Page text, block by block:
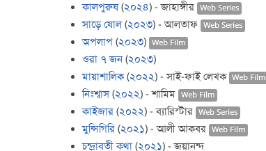
কালপুরুষ(২০২৪) - জাহাঙ্গীর Web Series
সাড়ে ষোল(২০২৩) - আলতাফ Web Series
অপলাপ (২০২৩) Web Film
ওরা ৭ জন (২০২৩)
মায়াশালিক(২০২২) - সাই-ফাই লেখক Web Film
নিঃশ্বাস(২০২২) - শামিম Web Film
কাইজার (২০২২) - ব্যারিস্টার Web Series
মুন্সিগিরি (২০২১) - আলী আকবর Web Film
চন্দ্রাবতী কথা (২০২১) - জয়ানন্দ